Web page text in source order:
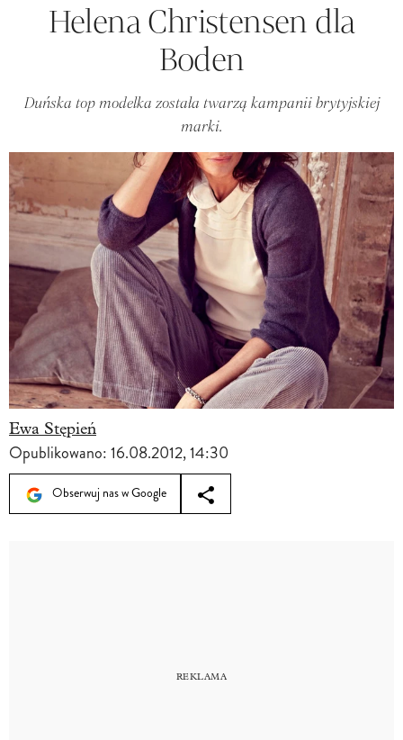
Helena Christensen dla
Boden
Duńska top modelka została twarzą kampanii brytyjskiej
marki.
Ewa Stępień
Opublikowano:16.08.2012, 14:30
Obserwuj nas w Google